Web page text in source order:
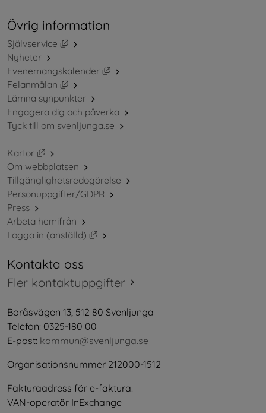
Övrig information
Självservice
Länk till annan webbplats, öppnas i nytt fönster.
Nyheter
Evenemangskalender
Länk till annan webbplats, öppnas i
Felanmälan
Länk till annan webbplats, öppnas i nytt fönster.
Lämna synpunkter
Engagera dig och påverka
Tyck till om svenljunga.se
Kartor
Länk till annan webbplats, öppnas i nytt fönster.
Om webbplatsen
Tillgänglighetsredogörelse
Personuppgifter/GDPR
Press
Arbeta hemifrån
Logga in (anställd)
Länk till annan webbplats, öppnas i nytt
Kontakta oss
Fler kontaktuppgifter
Boråsvägen 13, 512 80 Svenljunga
Telefon: 0325-180 00
E-post: kommun@svenljunga.se
Organisationsnummer 212000-1512
Fakturaadress för e-faktura:
VAN-operatör InExchange